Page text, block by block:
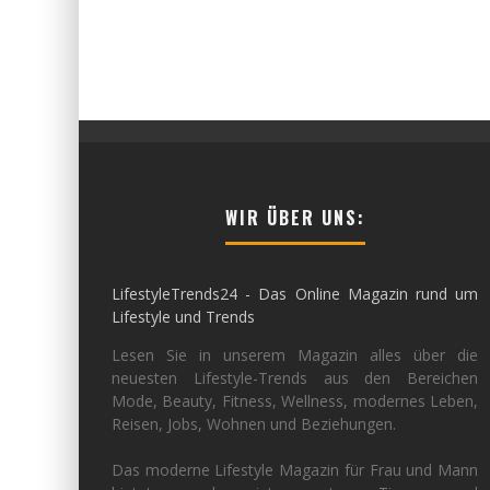
WIR ÜBER UNS:
LifestyleTrends24 - Das Online Magazin rund um
Lifestyle und Trends
Lesen Sie in unserem Magazin alles über die
neuesten Lifestyle-Trends aus den Bereichen
Mode, Beauty, Fitness, Wellness, modernes Leben,
Reisen, Jobs, Wohnen und Beziehungen.
Das moderne Lifestyle Magazin für Frau und Mann